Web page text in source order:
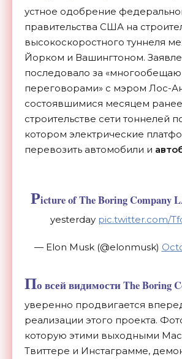
устное одобрение
правительства США на
высокоскоростного туннеля
Йорком и Вашингтоном.
последовало за
переговорами» с мэром Лос-
состоявшимися месяцем
строительстве сети тоннелей
котором электрические
перевозить автомобили и
Picture of The Boring Company
yesterday pic.twitter.com/
— Elon Musk (@elonmusk)
По всей видимости The Boring
уверенно продвигается
реализации этого проекта.
которую этими выходными
Твиттере и Инстаграмме,